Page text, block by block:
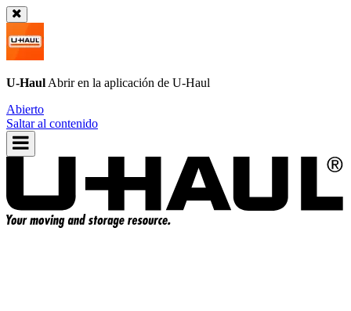
U-Haul Abrir en la aplicación de U-Haul
Abierto
Saltar al contenido